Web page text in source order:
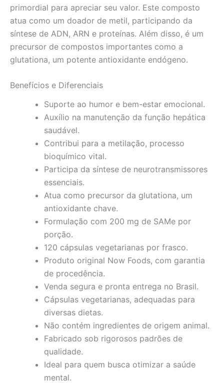
primordial para apreciar seu valor. Este composto
atua como um doador de metil, participando da
síntese de ADN, ARN e proteínas. Além disso, é um
precursor de compostos importantes como a
glutationa, um potente antioxidante endógeno.
Benefícios e Diferenciais
Suporte ao humor e bem-estar emocional.
Auxílio na manutenção da função hepática
saudável.
Contribui para a metilação, processo
bioquímico vital.
Participa da síntese de neurotransmissores
essenciais.
Atua como precursor da glutationa, um
antioxidante chave.
Formulação com 200 mg de SAMe por
porção.
120 cápsulas vegetarianas por frasco.
Produto original Now Foods, com garantia
de procedência.
Venda segura e pronta entrega no Brasil.
Cápsulas vegetarianas, adequadas para
diversas dietas.
Não contém ingredientes de origem animal.
Fabricado sob rigorosos padrões de
qualidade.
Ideal para quem busca otimizar a saúde
mental.